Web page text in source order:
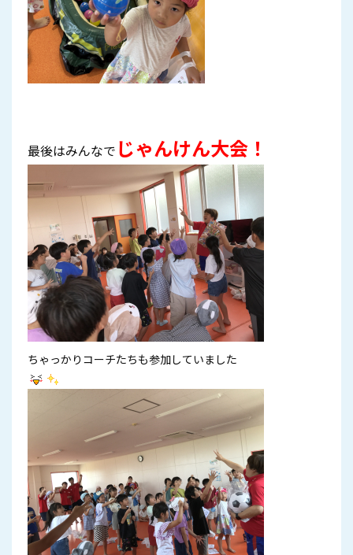
最後はみんなで じゃんけん大会 ！
ちゃっかりコーチたちも参加していました